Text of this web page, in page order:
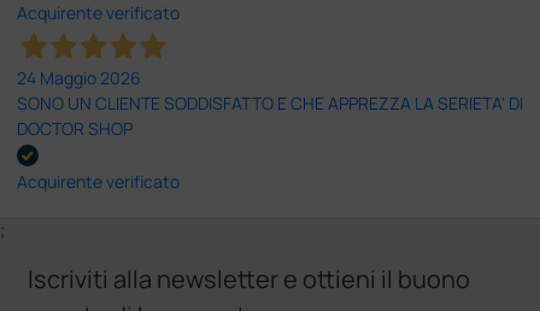
Acquirente verificato
24 Maggio 2026
SONO UN CLIENTE SODDISFATTO E CHE APPREZZA LA SERIETA' DI
DOCTOR SHOP
Acquirente verificato
;
Iscriviti alla newsletter e ottieni il buono